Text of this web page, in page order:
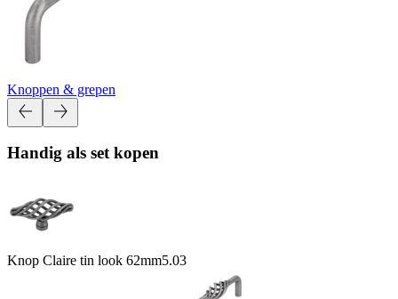
Knoppen & grepen
Handig als set kopen
Knop Claire tin look 62mm5.03